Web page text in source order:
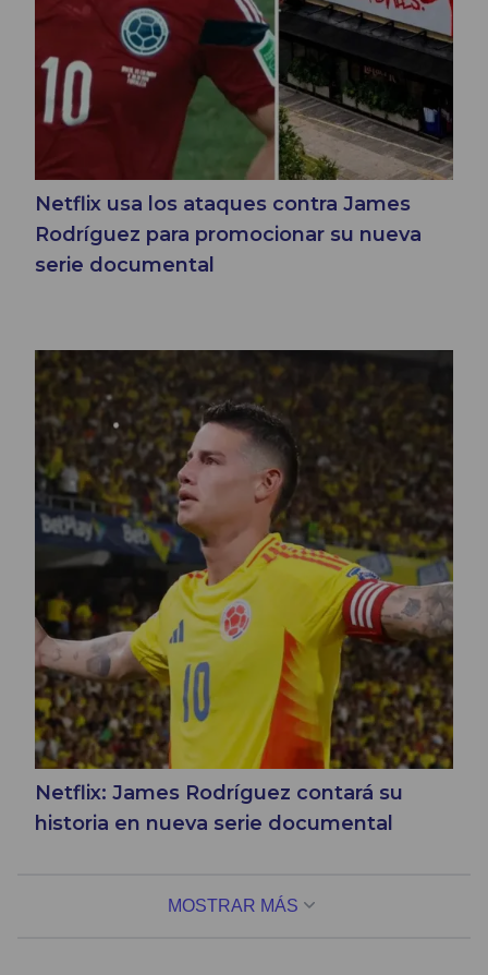
Netflix usa los ataques contra James
Rodríguez para promocionar su nueva
serie documental
Netflix: James Rodríguez contará su
historia en nueva serie documental
MOSTRAR MÁS